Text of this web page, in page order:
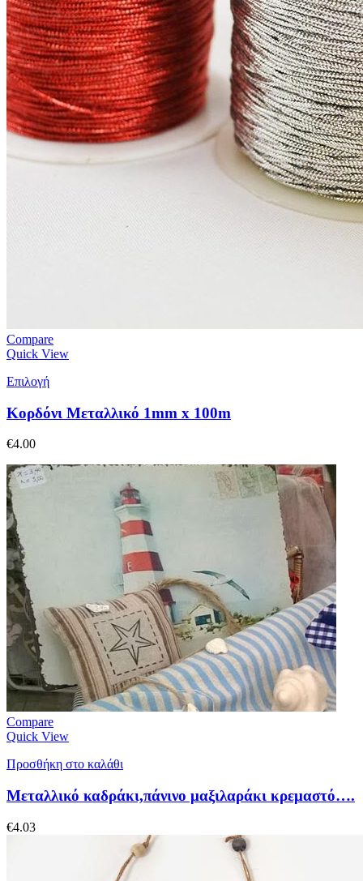
Compare
Quick View
Επιλογή
Κορδόνι Μεταλλικό 1mm x 100m
€4.00
Compare
Quick View
Προσθήκη στο καλάθι
Μεταλλικό καδράκι,πάνινο μαξιλαράκι κρεμαστό….
€4.03